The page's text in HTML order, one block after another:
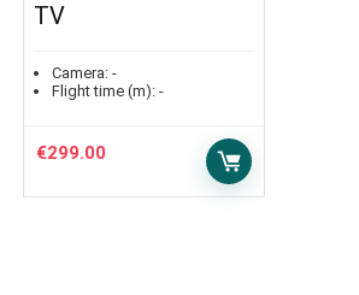
TV
Camera: -
Flight time (m): -
€299.00